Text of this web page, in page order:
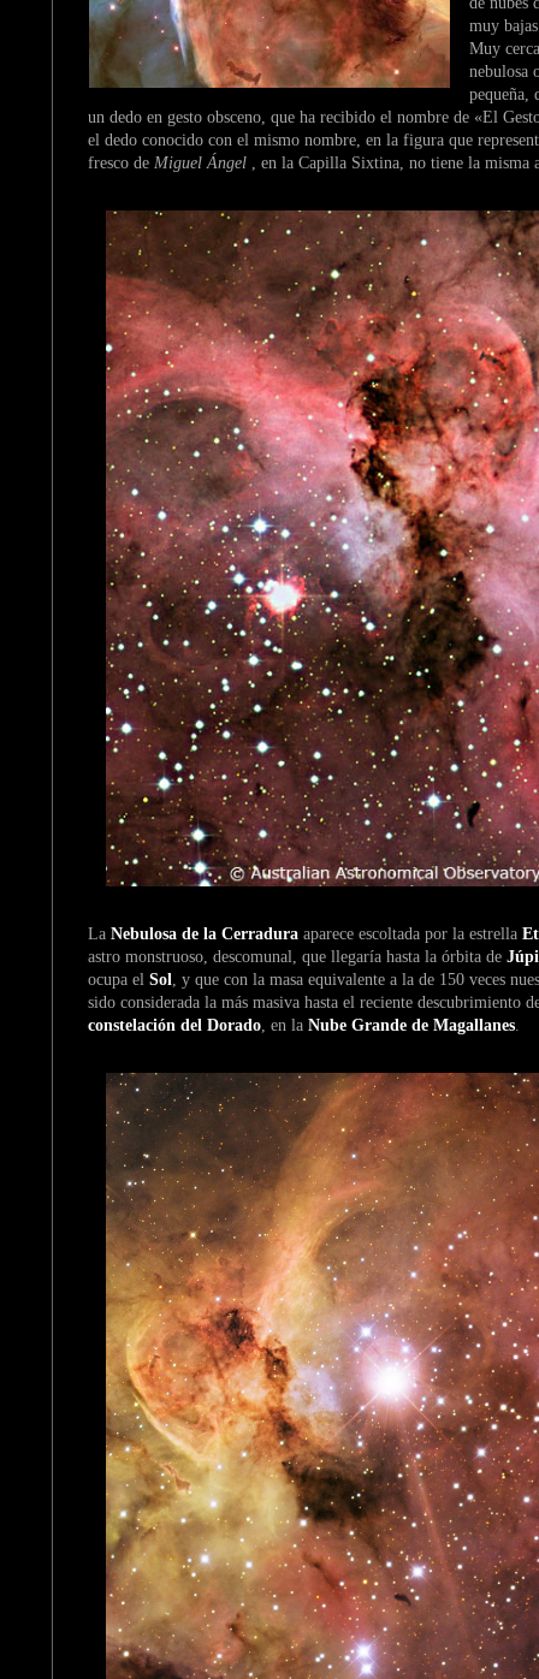
muy
Muy
nebulosa
pequeña,
un dedo en gesto obsceno, que ha recibido el nombre de «El
el dedo conocido con el mismo nombre, en la figura que
fresco de Miguel Ángel , en la Capilla Sixtina, no tiene la misma
La Nebulosa de la Cerradura aparece escoltada por la estrella
astro monstruoso, descomunal, que llegaría hasta la órbita de
ocupa el Sol , y que con la masa equivalente a la de 150 veces
sido considerada la más masiva hasta el reciente descubrimiento
constelación del Dorado , en la Nube Grande de Magallanes